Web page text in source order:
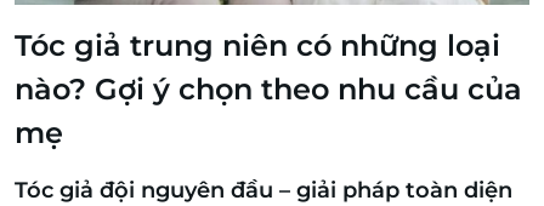
Tóc giả trung niên có những loại
nào? Gợi ý chọn theo nhu cầu của
mẹ
Tóc giả đội nguyên đầu – giải pháp toàn diện